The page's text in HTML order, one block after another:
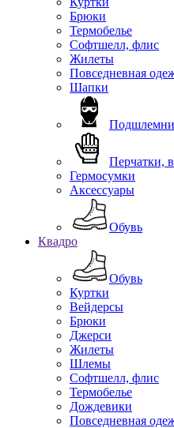
Брюки
Термобелье
Софтшелл, флис
Жилеты
Повседневная
Шапки
Перчатки,
Гермосумки
Аксессуары
Обувь
Квадро
Обувь
Куртки
Вейдерсы
Брюки
Джерси
Жилеты
Шлемы
Софтшелл, флис
Термобелье
Дождевики
Повседневная